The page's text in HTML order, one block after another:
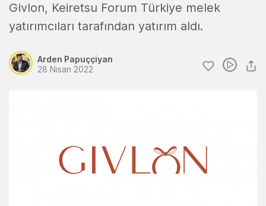
Givlon, Keiretsu Forum Türkiye melek
yatırımcıları tarafından yatırım aldı.
Arden Papuççiyan
28 Nisan 2022